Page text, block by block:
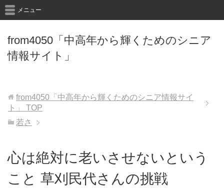
from4050「中高年から輝くためのシニア
情報サイト」
メニュー
from4050「中高年から輝くためのシニア情報サイ
ト」
TOP
若さ
心は絶対に老いさせないという
こと 草刈民代さんの挑戦